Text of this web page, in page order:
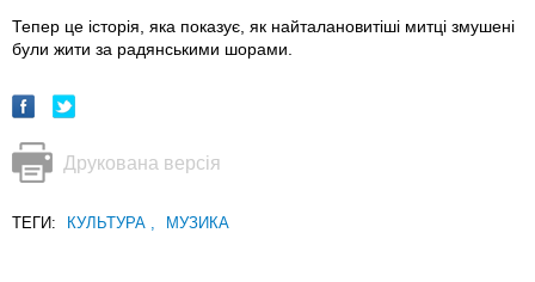
Тепер це історія, яка показує, як найталановитіші митці змушені
були жити за радянськими шорами.
Друкована версія
ТЕГИ: КУЛЬТУРА , МУЗИКА